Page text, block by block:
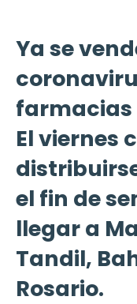
Ya se
farmacias
El viernes
el fin de
llegar a
Tandil,
Rosario.